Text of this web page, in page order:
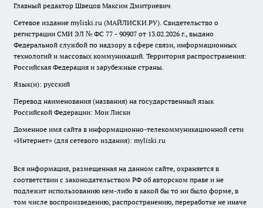
Главный редактор Швецов Максим Дмитриевич
Сетевое издание myliski.ru (МАЙЛИСКИ.РУ). Свидетельство о
регистрации СМИ ЭЛ № ФС 77 - 90907 от 13.02.2026 г., выдано
Федеральной службой по надзору в сфере связи, информационных
технологий и массовых коммуникаций. Территория распространения:
Российская Федерация и зарубежные страны.
Язык(и): русский
Перевод наименования (названия) на государственный язык
Российской Федерации: Мои Лиски
Доменное имя сайта в информационно-телекоммуникационной сети
«Интернет» (для сетевого издания): myliski.ru
Вся информация, размещенная на данном сайте, охраняется в
соответствии с законодательством РФ об авторском праве и не
подлежит использованию кем-либо в какой бы то ни было форме, в
том числе воспроизведению, распространению, переработке не иначе